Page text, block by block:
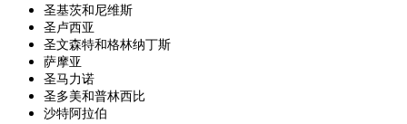
圣基茨和尼维斯
圣卢西亚
圣文森特和格林纳丁斯
萨摩亚
圣马力诺
圣多美和普林西比
沙特阿拉伯